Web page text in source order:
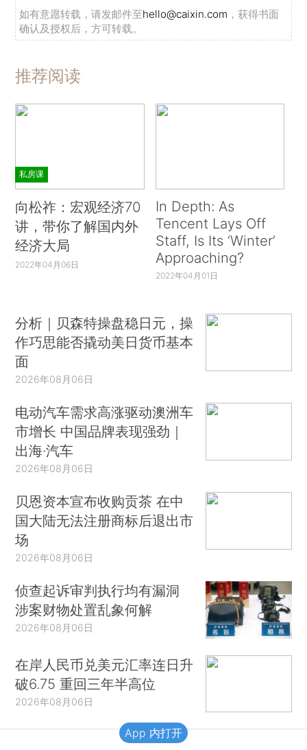
如有意愿转载，请发邮件至hello@caixin.com ，获得书面
确认及授权后，方可转载。
推荐阅读
私房课
向松祚：宏观经济70
讲，带你了解国内外
经济大局
2022年04月06日
In Depth: As
Tencent Lays Off
Staff, Is Its ‘Winter’
Approaching?
2022年04月01日
分析｜贝森特操盘稳日元，操
作巧思能否撬动美日货币基本
面
2026年08月06日
电动汽车需求高涨驱动澳洲车
市增长 中国品牌表现强劲｜
出海·汽车
2026年08月06日
贝恩资本宣布收购贡茶 在中
国大陆无法注册商标后退出市
场
2026年08月06日
侦查起诉审判执行均有漏洞
涉案财物处置乱象何解
2026年08月06日
在岸人民币兑美元汇率连日升
破6.75 重回三年半高位
2026年08月06日
App 内打开